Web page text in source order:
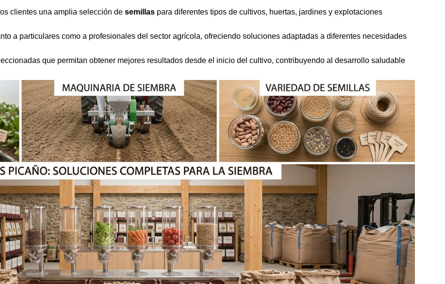
clientes una amplia selección de semillas para diferentes tipos de cultivos, huertas, jardines y explotaciones
a particulares como a profesionales del sector agrícola, ofreciendo soluciones adaptadas a diferentes necesidades
que permitan obtener mejores resultados desde el inicio del cultivo, contribuyendo al desarrollo saludable